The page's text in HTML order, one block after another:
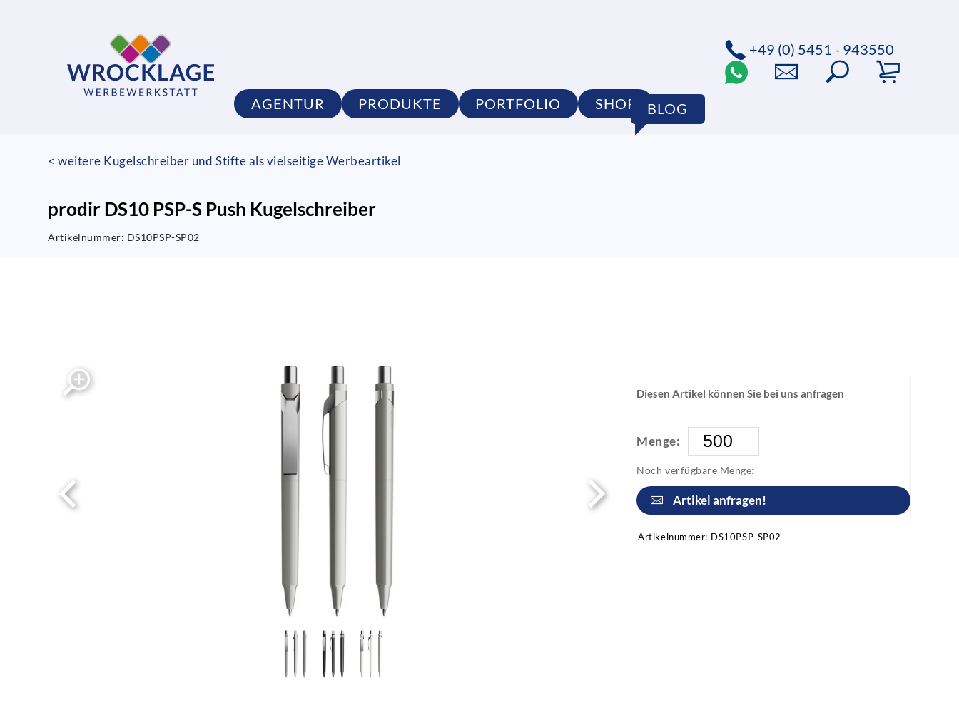
AGENTUR PRODUKTE PORTFOLIO SHOP BLOG
+49 (0) 5451 - 943550
< weitere Kugelschreiber und Stifte als vielseitige Werbeartikel
prodir DS10 PSP-S Push Kugelschreiber
Artikelnummer: DS10PSP-SP02
Diesen Artikel können Sie bei uns anfragen
Menge:
Noch verfügbare Menge:
Artikel anfragen!
Artikelnummer: DS10PSP-SP02